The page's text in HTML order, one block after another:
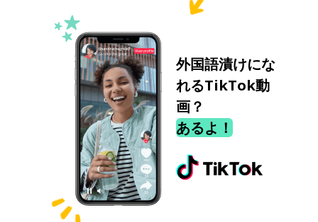
外国語漬けにな
れるTikTok動
画？
あるよ！